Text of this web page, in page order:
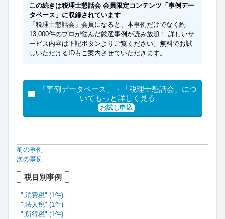
この続きは税理士懇話会 会員限定コンテンツ「事例デー
タベース」に収録されています
「税理士懇話会」会員になると、本事例だけでなく約
13,000件のプロが悩んだ厳選事例が読み放題！ 詳しいサ
ービス内容は下記ボタンよりご覧ください。無料でお試
しいただけるIDもご案内させていただきます。
「事例データベース」・「税理士懇話会」につ
いてもっと詳しく見る
お試し申込
前の事例
次の事例
税目別事例
",消費税" (1件)
",法人税" (1件)
",所得税" (1件)